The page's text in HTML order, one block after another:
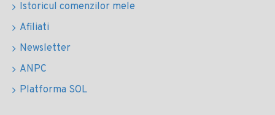
Istoricul comenzilor mele
Afiliati
Newsletter
ANPC
Platforma SOL